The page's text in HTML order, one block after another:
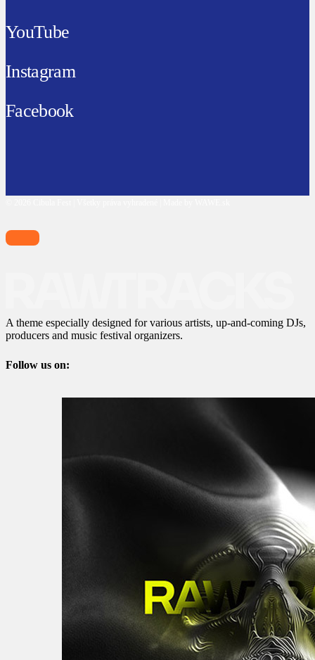
YouTube
Instagram
Facebook
A theme especially designed for various artists, up-and-coming DJs,
producers and music festival organizers.
Follow us on: